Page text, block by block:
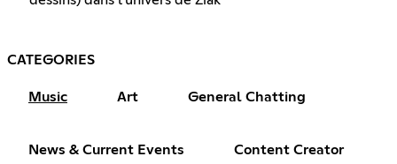
CATEGORIES
Music Art General Chatting
News & Current Events Content Creator